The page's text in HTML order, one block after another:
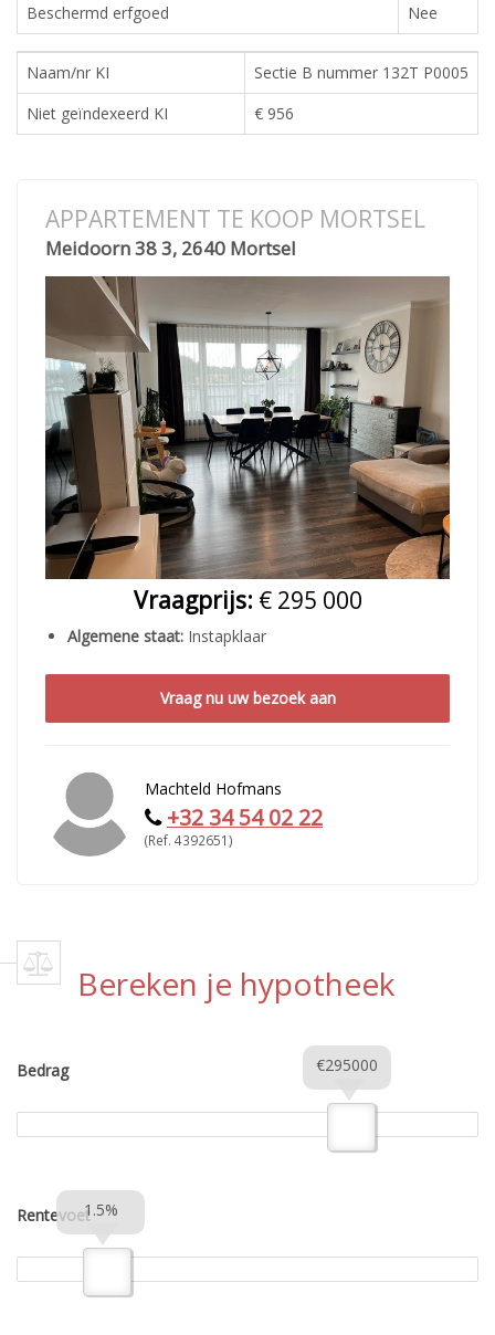
Beschermd erfgoed
Nee
Naam/nr KI
Sectie B nummer 132T P0005
Niet geïndexeerd KI
€ 956
APPARTEMENT TE KOOP MORTSEL
Meidoorn 38 3, 2640 Mortsel
Vraagprijs: € 295 000
Algemene staat: Instapklaar
Vraag nu uw bezoek aan
Machteld Hofmans
+32 34 54 02 22
(Ref. 4392651)
Bereken je hypotheek
Bedrag €295000
Rentevoet1.5%